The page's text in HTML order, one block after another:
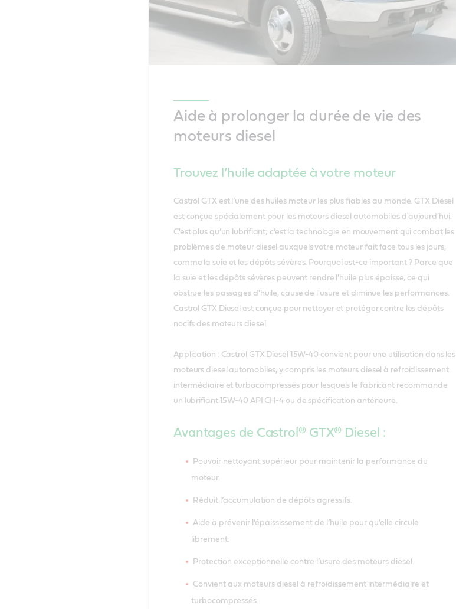
Aide à prolonger la durée de vie des
moteurs diesel
Trouvez l’huile adaptée à votre moteur
Castrol GTX est l’une des huiles moteur les plus fiables au monde. GTX Diesel
est conçue spécialement pour les moteurs diesel automobiles d'aujourd'hui.
C'est plus qu’un lubrifiant; c’est la technologie en mouvement qui combat les
problèmes de moteur diesel auxquels votre moteur fait face tous les jours,
comme la suie et les dépôts sévères. Pourquoi est-ce important ? Parce que
la suie et les dépôts sévères peuvent rendre l'huile plus épaisse, ce qui
obstrue les passages d'huile, cause de l'usure et diminue les performances.
Castrol GTX Diesel est conçue pour nettoyer et protéger contre les dépôts
nocifs des moteurs diesel.
Application : Castrol GTX Diesel 15W-40 convient pour une utilisation dans les
moteurs diesel automobiles, y compris les moteurs diesel à refroidissement
intermédiaire et turbocompressés pour lesquels le fabricant recommande
un lubrifiant 15W-40 API CH-4 ou de spécification antérieure.
Avantages de Castrol® GTX® Diesel :
Pouvoir nettoyant supérieur pour maintenir la performance du
moteur.
Réduit l’accumulation de dépôts agressifs.
Aide à prévenir l’épaississement de l’huile pour qu’elle circule
librement.
Protection exceptionnelle contre l’usure des moteurs diesel.
Convient aux moteurs diesel à refroidissement intermédiaire et
turbocompressés.